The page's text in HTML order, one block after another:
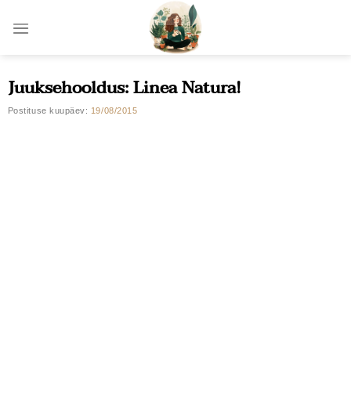
Juuksehooldus: Linea Natura!
Postituse kuupäev: 19/08/2015